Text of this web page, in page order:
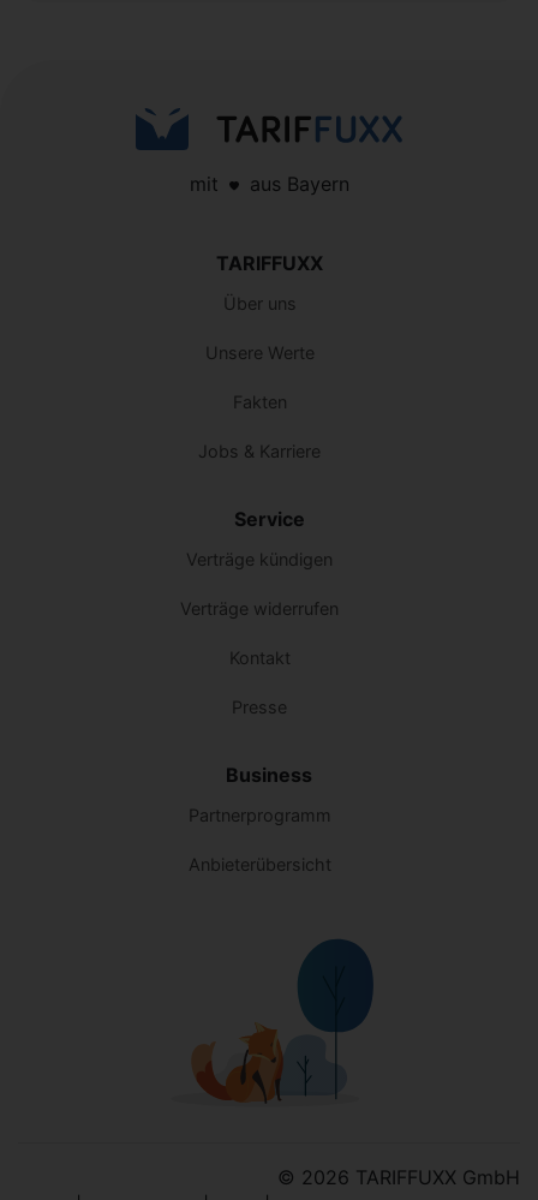
mit aus Bayern
TARIFFUXX
Über uns
Unsere Werte
Fakten
Jobs & Karriere
Service
Verträge kündigen
Verträge widerrufen
Kontakt
Presse
Business
Partnerprogramm
Anbieterübersicht
© 2026 TARIFFUXX GmbH